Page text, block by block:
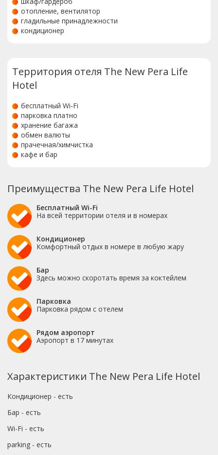
отопление, вентилятор
гладильные принадлежности
кондиционер
Территория отеля The New Pera Life
Hotel
бесплатный Wi-Fi
парковка платно
хранение багажа
обмен валюты
прачечная/химчистка
кафе и бар
Преимущества The New Pera Life Hotel
Бесплатный Wi-Fi
На всей территории отеля и в номерах
Кондиционер
Комфортный отдых в номере в любую жару
Бар
Здесь можно скоротать время за коктейлем
Парковка
Парковка рядом с отелем
Рядом аэропорт
Аэропорт в 17 минутах
Характеристики The New Pera Life Hotel
Кондиционер - есть
Бар - есть
Wi-Fi - есть
parking - есть